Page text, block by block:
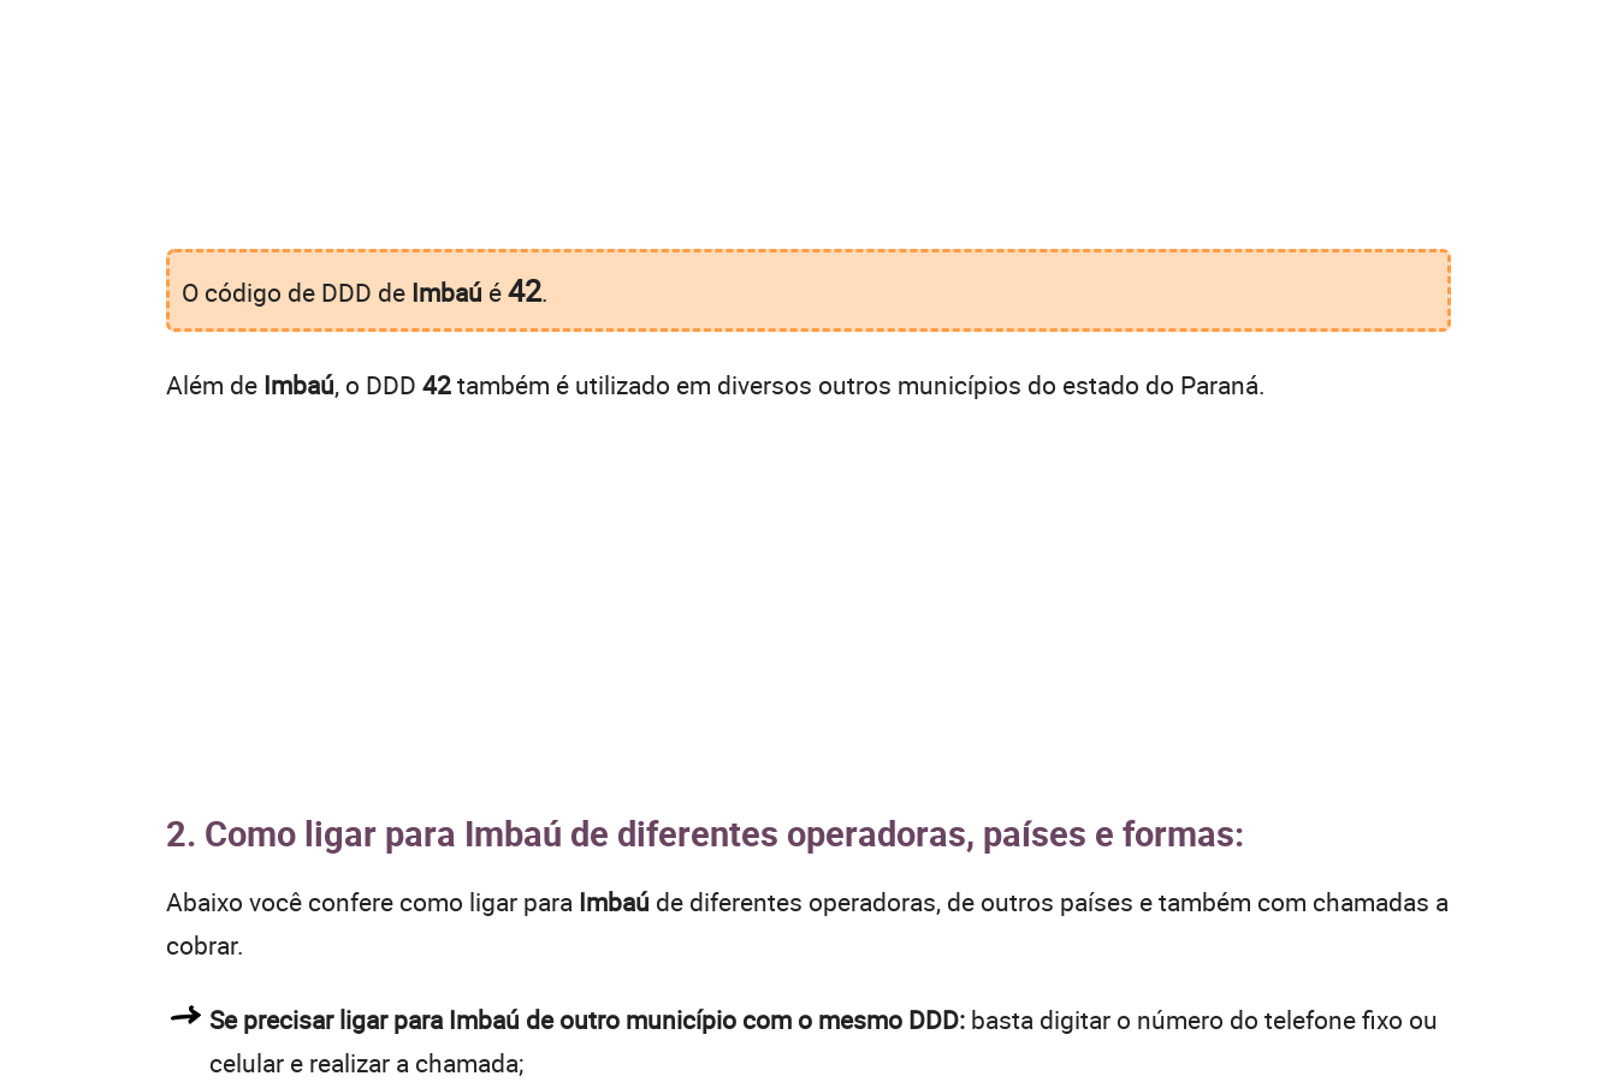
O código de DDD de Imbaú é42.
Além de Imbaú, o DDD 42também é utilizado em diversos outros municípios do estado do Paraná.
2. Como ligar para Imbaú de diferentes operadoras, países e formas:
Abaixo você confere como ligar para Imbaú de diferentes operadoras, de outros países e também com chamadas a
cobrar.
Se precisar ligar para Imbaú de outro município com o mesmo DDD: basta digitar o número do telefone fixo ou
celular e realizar a chamada;